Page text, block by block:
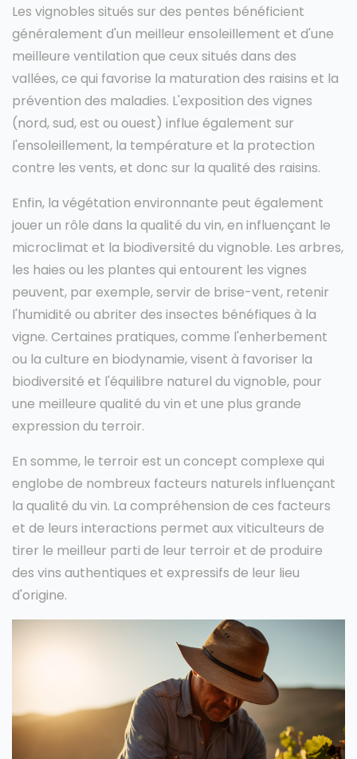
Les vignobles situés sur des pentes bénéficient
généralement d'un meilleur ensoleillement et d'une
meilleure ventilation que ceux situés dans des
vallées, ce qui favorise la maturation des raisins et la
prévention des maladies. L'exposition des vignes
(nord, sud, est ou ouest) influe également sur
l'ensoleillement, la température et la protection
contre les vents, et donc sur la qualité des raisins.
Enfin, la végétation environnante peut également
jouer un rôle dans la qualité du vin, en influençant le
microclimat et la biodiversité du vignoble. Les arbres,
les haies ou les plantes qui entourent les vignes
peuvent, par exemple, servir de brise-vent, retenir
l'humidité ou abriter des insectes bénéfiques à la
vigne. Certaines pratiques, comme l'enherbement
ou la culture en biodynamie, visent à favoriser la
biodiversité et l'équilibre naturel du vignoble, pour
une meilleure qualité du vin et une plus grande
expression du terroir.
En somme, le terroir est un concept complexe qui
englobe de nombreux facteurs naturels influençant
la qualité du vin. La compréhension de ces facteurs
et de leurs interactions permet aux viticulteurs de
tirer le meilleur parti de leur terroir et de produire
des vins authentiques et expressifs de leur lieu
d'origine.